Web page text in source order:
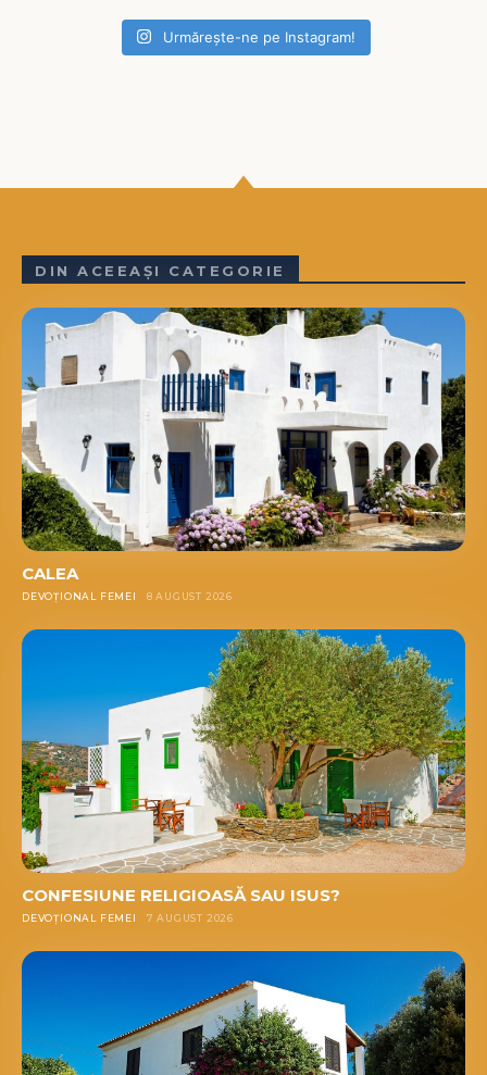
Urmărește-ne pe Instagram!
DIN ACEEAȘI CATEGORIE
CALEA
DEVOȚIONAL FEMEI 8 AUGUST 2026
CONFESIUNE RELIGIOASĂ SAU ISUS?
DEVOȚIONAL FEMEI 7 AUGUST 2026